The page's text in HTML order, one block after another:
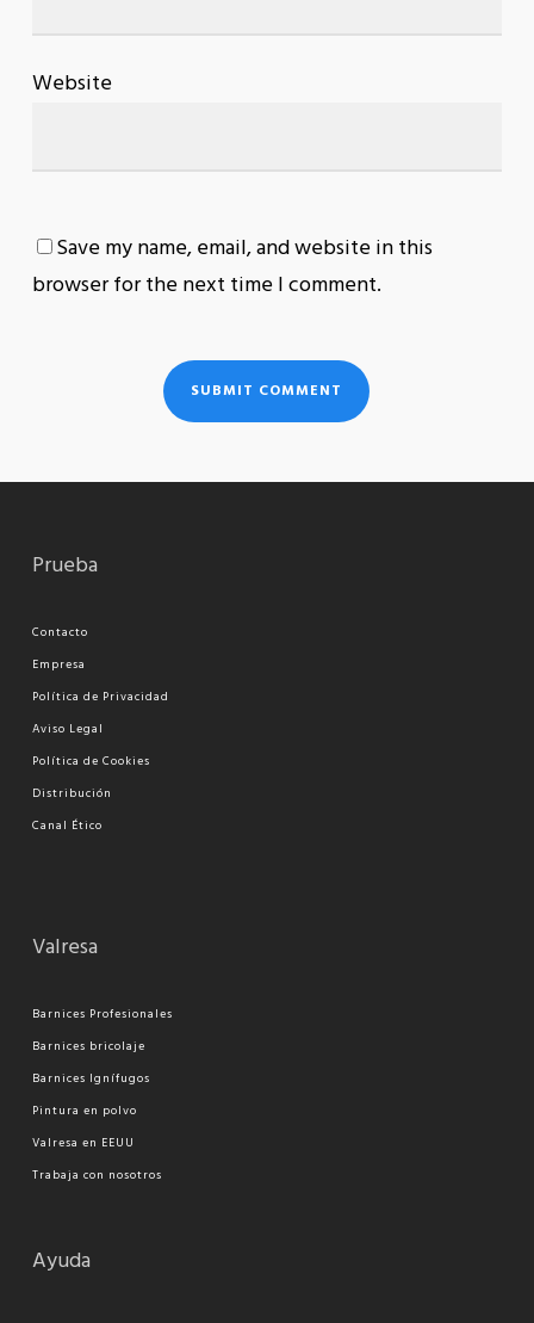
Website
Save my name, email, and website in this
browser for the next time I comment.
Prueba
Contacto
Empresa
Política de Privacidad
Aviso Legal
Política de Cookies
Distribución
Canal Ético
Valresa
Barnices Profesionales
Barnices bricolaje
Barnices Ignífugos
Pintura en polvo
Valresa en EEUU
Trabaja con nosotros
Ayuda